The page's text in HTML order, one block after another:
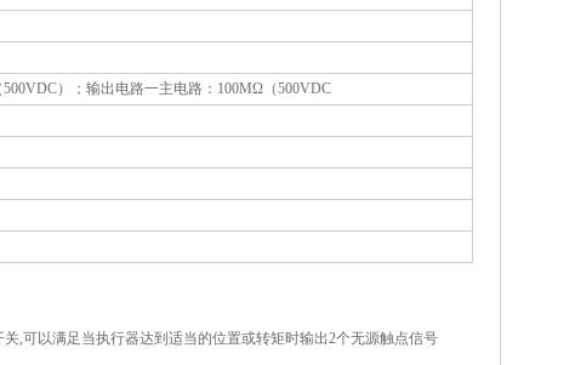
）；输出电路一主电路：100MΩ（500VDC
,可以满足当执行器达到适当的位置或转矩时输出2个无源触点信号